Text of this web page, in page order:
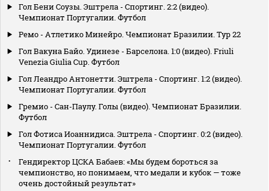
Гол Бени Соузы. Эштрела - Спортинг. 2:2 (видео).
Чемпионат Португалии. Футбол
Ремо - Атлетико Минейро. Чемпионат Бразилии. Тур 22
Гол Вакуна Байо. Удинезе - Барселона. 1:0 (видео). Friuli
Venezia Giulia Cup. Футбол
Гол Леандро Антонетти. Эштрела - Спортинг. 1:2 (видео).
Чемпионат Португалии. Футбол
Гремио - Сан-Паулу. Голы (видео). Чемпионат Бразилии.
Футбол
Гол Фотиса Иоаннидиса. Эштрела - Спортинг. 0:2 (видео).
Чемпионат Португалии. Футбол
Гендиректор ЦСКА Бабаев: «Мы будем бороться за
чемпионство, но понимаем, что медали и кубок — тоже
очень достойный результат»